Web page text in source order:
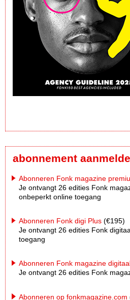
abonnement
Abonneren Fonk magazine
Je ontvangt 26 edities Fonk
onbeperkt online toegang
Abonneren Fonk digi Plus (€195)
Je ontvangt 26 edities Fonk
toegang
Abonneren Fonk magazine
Je ontvangt 26 edities Fonk
Abonneren op fonkmagazine.com